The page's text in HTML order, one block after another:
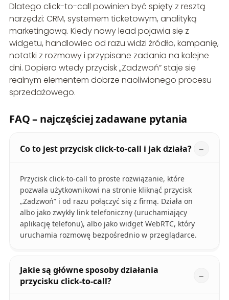
Dlatego click-to-call powinien być spięty z resztą
narzędzi: CRM, systemem ticketowym, analityką
marketingową. Kiedy nowy lead pojawia się z
widgetu, handlowiec od razu widzi źródło, kampanię,
notatki z rozmowy i przypisane zadania na kolejne
dni. Dopiero wtedy przycisk „Zadzwoń” staje się
realnym elementem dobrze naoliwionego procesu
sprzedażowego.
FAQ – najczęściej zadawane pytania
Co to jest przycisk click-to-call i jak działa?
Przycisk click-to-call to proste rozwiązanie, które
pozwala użytkownikowi na stronie kliknąć przycisk
„Zadzwoń” i od razu połączyć się z firmą. Działa on
albo jako zwykły link telefoniczny (uruchamiający
aplikację telefonu), albo jako widget WebRTC, który
uruchamia rozmowę bezpośrednio w przeglądarce.
Jakie są główne sposoby działania
przycisku click-to-call?